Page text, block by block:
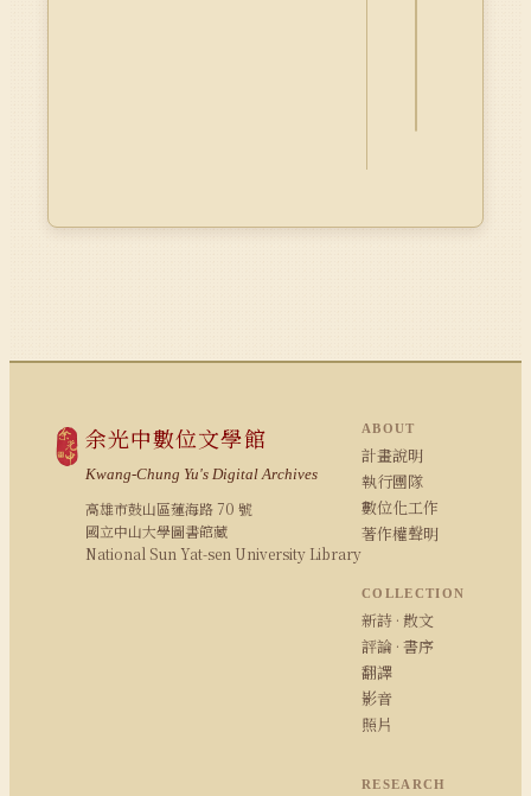
余光中數位文學館
Kwang-Chung Yu's Digital Archives
高雄市鼓山區蓮海路 70 號
國立中山大學圖書館藏
National Sun Yat-sen University Library
ABOUT
計畫說明
執行團隊
數位化工作
著作權聲明
COLLECTION
新詩 · 散文
評論 · 書序
翻譯
影音
照片
RESEARCH